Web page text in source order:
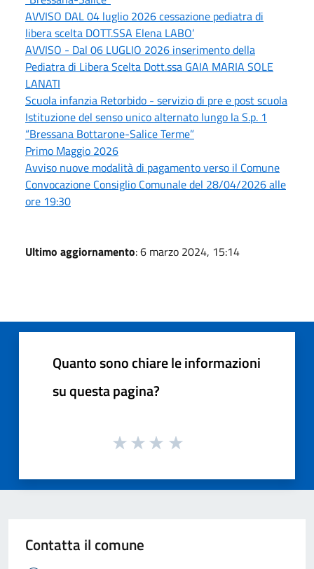
AVVISO DAL 04 luglio 2026 cessazione pediatra di
libera scelta DOTT.SSA Elena LABO’
AVVISO - Dal 06 LUGLIO 2026 inserimento della
Pediatra di Libera Scelta Dott.ssa GAIA MARIA SOLE
LANATI
Scuola infanzia Retorbido - servizio di pre e post scuola
Istituzione del senso unico alternato lungo la S.p. 1
“Bressana Bottarone-Salice Terme”
Primo Maggio 2026
Avviso nuove modalità di pagamento verso il Comune
Convocazione Consiglio Comunale del 28/04/2026 alle
ore 19:30
Ultimo aggiornamento: 6 marzo 2024, 15:14
Quanto sono chiare le informazioni
su questa pagina?
Contatta il comune